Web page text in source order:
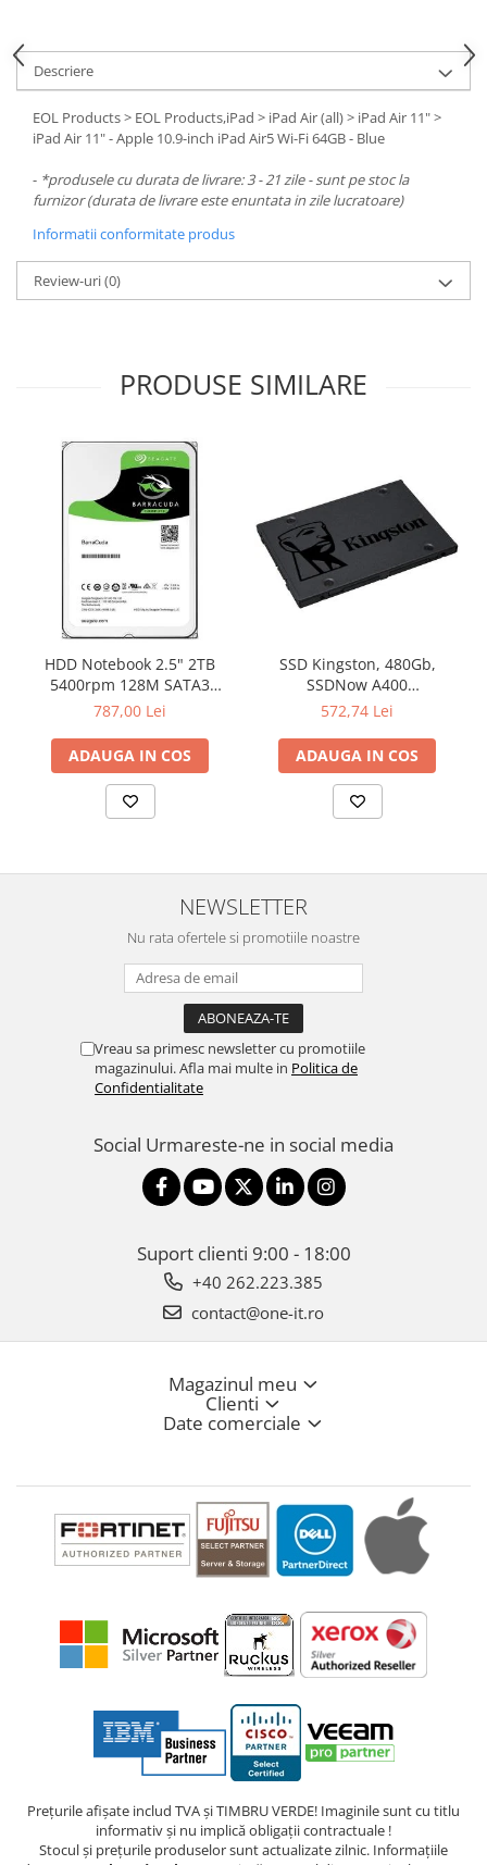
Descriere
EOL Products > EOL Products,iPad > iPad Air (all) > iPad Air 11" >
iPad Air 11" - Apple 10.9-inch iPad Air5 Wi-Fi 64GB - Blue
- *produsele cu durata de livrare: 3 - 21 zile - sunt pe stoc la
furnizor (durata de livrare este enuntata in zile lucratoare)
Informatii conformitate produs
Review-uri(0)
PRODUSE SIMILARE
HDD Notebook 2.5" 2TB
5400rpm 128M SATA3
SEAGATE
787,00 Lei
ADAUGA IN COS
SSD Kingston, 480Gb,
SSDNow A400
"SA400S37/480G"
572,74 Lei
ADAUGA IN COS
NEWSLETTER
Nu rata ofertele si promotiile noastre
Vreau sa primesc newsletter cu promotiile
magazinului. Afla mai multe in Politica de
Confidentialitate
Social Urmareste-ne in social media
Suport clienti 9:00 - 18:00
+40 262.223.385
contact@one-it.ro
Magazinul meu
Clienti
Date comerciale
Prețurile afișate includ TVA și TIMBRU VERDE! Imaginile sunt cu titlu
informativ și nu implică obligații contractuale !
Stocul și prețurile produselor sunt actualizate zilnic. Informațiile